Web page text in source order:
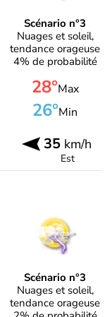
Scénario n°3
Nuages et soleil,
tendance orageuse
4% de probabilité
28°Max
26°Min
35 km/h
Est
Scénario n°3
Nuages et soleil,
tendance orageuse